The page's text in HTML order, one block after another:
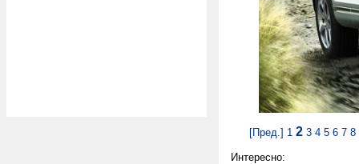
[Пред.] 1 2 3 4 5 6 7 8
Интересно: